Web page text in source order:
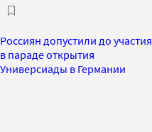
Россиян допустили до участия
в параде открытия
Универсиады в Германии